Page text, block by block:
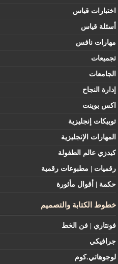
اختبارات قياس
أسئلة قياس
مهارات نافس
تجميعات
الجامعات
إدارة النجاح
اكس بوينت
توبيكات إنجليزية
المهارات الإنجليزية
كيدزي عالم الطفولة
رقميات | مطبوعات رقمية
حكمة | أقوال مأثورة
خطوط الكتابة والتصميم
فونتاري | فن الخط
جرافيكي
لوجوهاتي.كوم